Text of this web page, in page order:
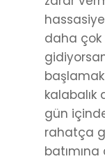
daha çok
gün
rahatça